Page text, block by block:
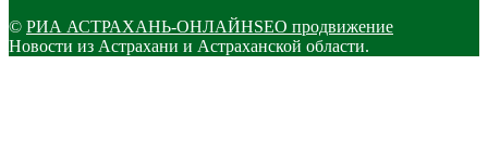
© РИА АСТРАХАНЬ-ОНЛАЙНSEO продвижение
Новости из Астрахани и Астраханской области.